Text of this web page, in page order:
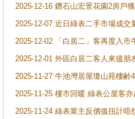
2025-12-16 鑽石山宏景花園2房戶
2025-12-07 近日綠表二手市場成
2025-12-02 「白居二」客再度入
2025-12-01 外區白居二客人來搵
2025-11-27 牛池灣居屋瓊山苑樓
2025-11-25 樓市回暖 綠表公屋客
2025-11-24 綠表業主反價搵扭計